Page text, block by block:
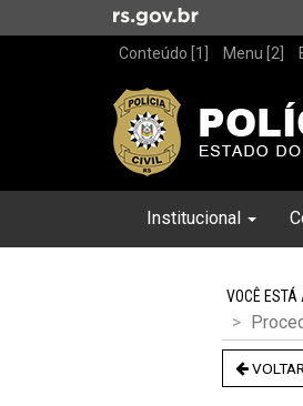
para
menu
para
Conteúdo [1] Menu [2]
do
Inicial
Institucional
VOLTAR